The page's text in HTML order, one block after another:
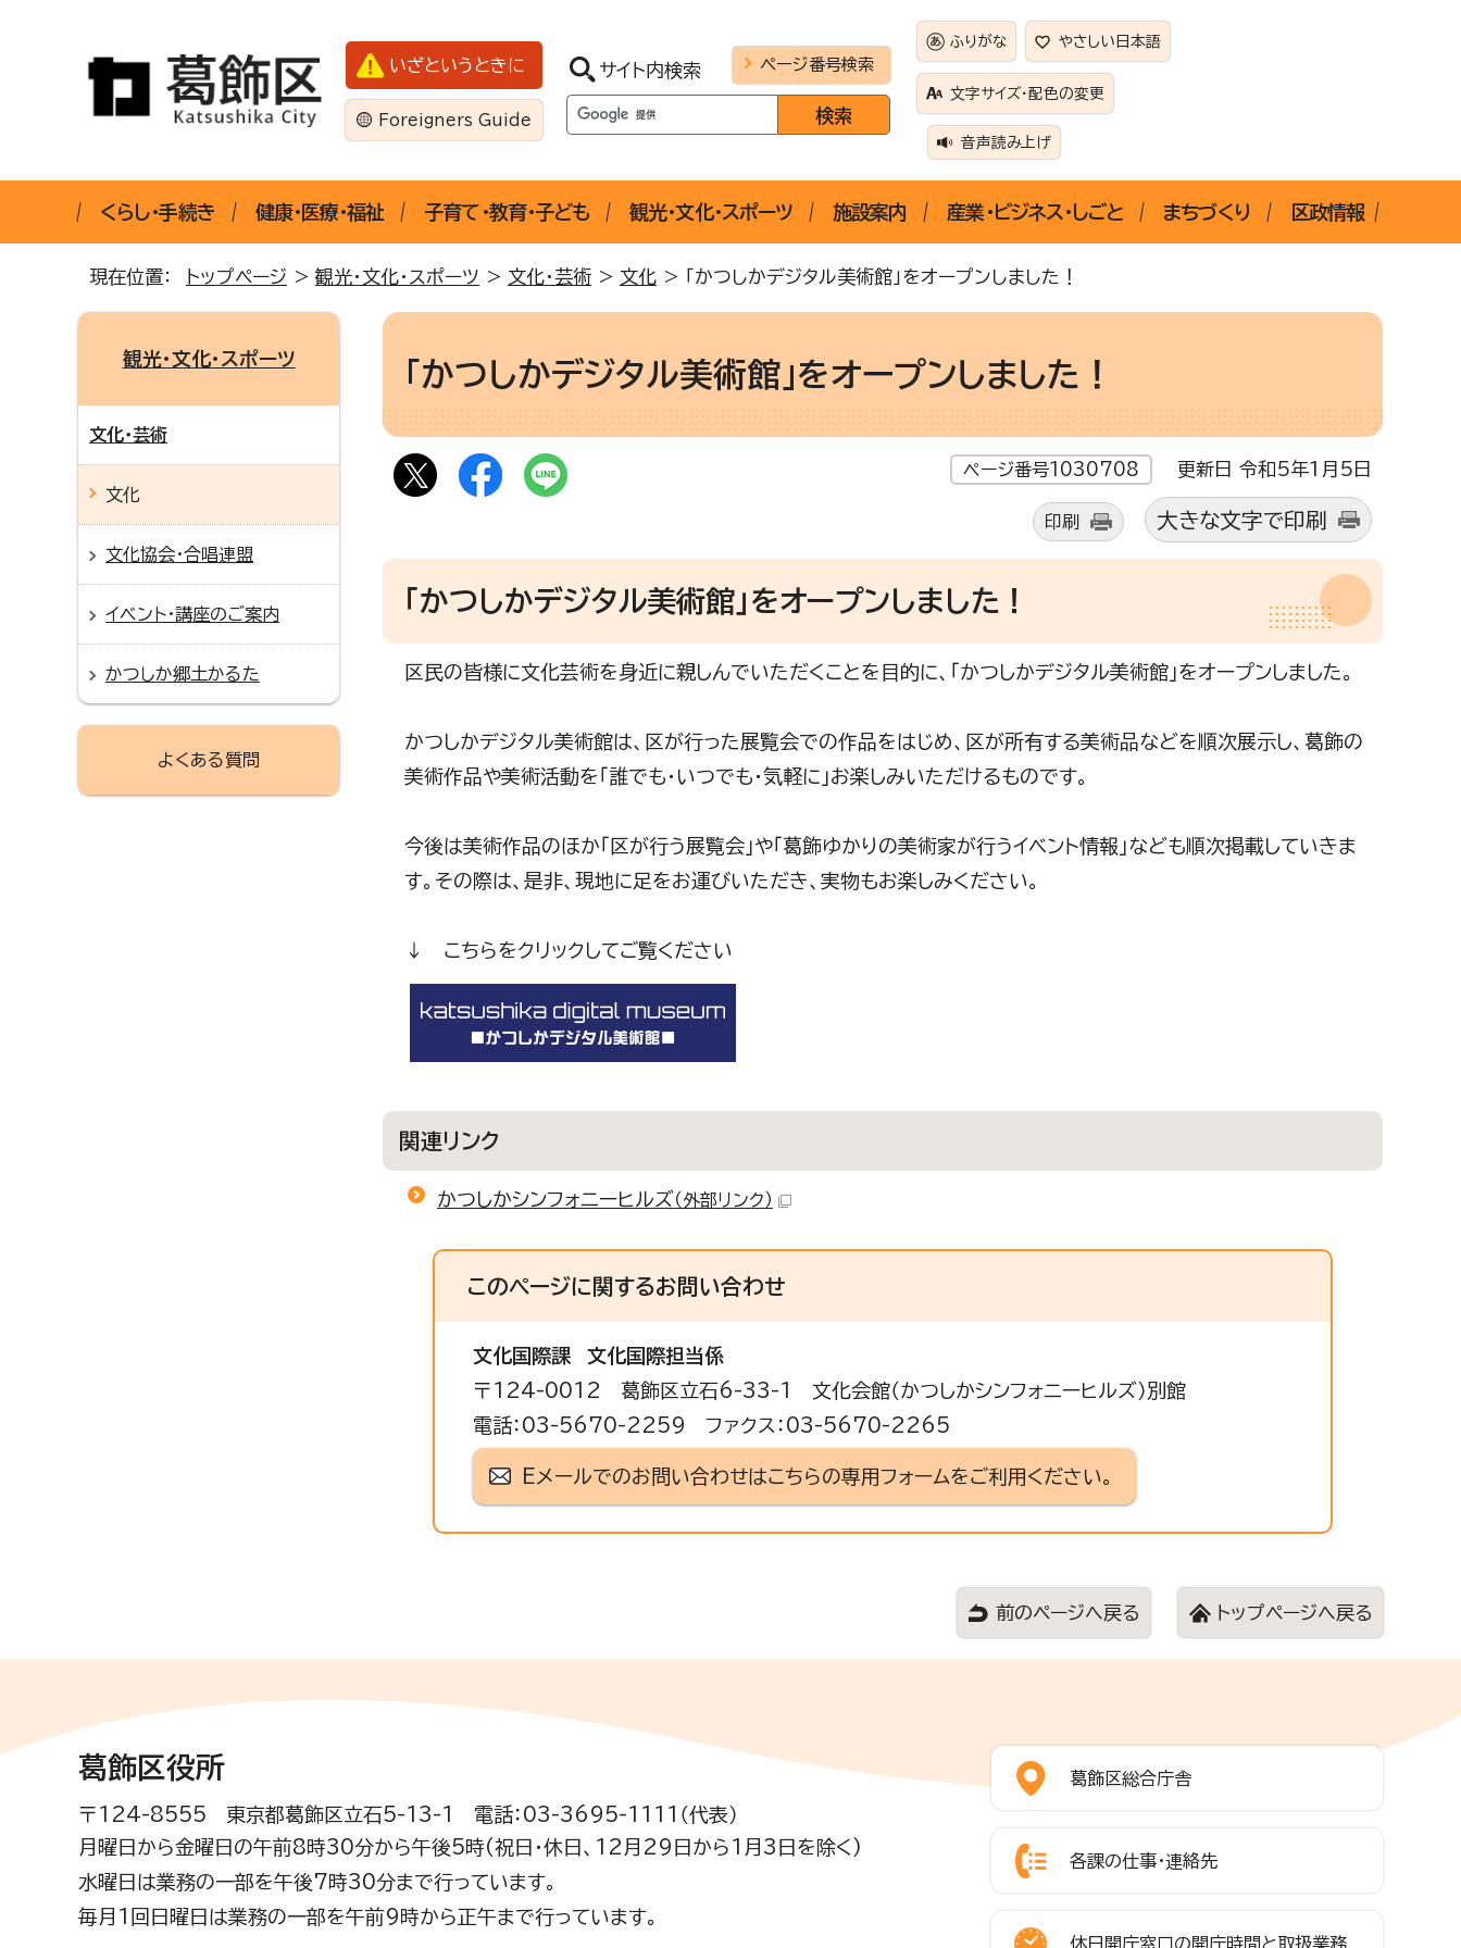
いざというときに
Foreigners Guide
サイト内検索 ページ番号検索
ふりがな やさしい日本語
文字サイズ・配色の変更
音声読み上げ
くらし・手続き 健康・医療・福祉 子育て・教育・子ども 観光・文化・スポーツ 施設案内 産業・ビジネス・しごと まちづくり 区政情報
現在位置： トップページ >観光・文化・スポーツ > 文化・芸術 > 文化 > 「かつしかデジタル美術館」をオープンしました！
「かつしかデジタル美術館」をオープンしました！
ページ番号1030708 更新日 令和5年1月5日
印刷 大きな文字で印刷
「かつしかデジタル美術館」をオープンしました！
区民の皆様に文化芸術を身近に親しんでいただくことを目的に、「かつしかデジタル美術館」をオープンしました。
かつしかデジタル美術館は、区が行った展覧会での作品をはじめ、区が所有する美術品などを順次展示し、葛飾の
美術作品や美術活動を「誰でも・いつでも・気軽に」お楽しみいただけるものです。
今後は美術作品のほか「区が行う展覧会」や「葛飾ゆかりの美術家が行うイベント情報」なども順次掲載していきま
す。その際は、是非、現地に足をお運びいただき、実物もお楽しみください。
↓ こちらをクリックしてご覧ください
関連リンク
かつしかシンフォニーヒルズ（外部リンク）
このページに関するお問い合わせ
文化国際課
文化国際担当係
〒124-0012 葛飾区立石6-33-1 文化会館（かつしかシンフォニーヒルズ）別館
電話：03-5670-2259 ファクス：03-5670-2265
Eメールでのお問い合わせはこちらの専用フォームをご利用ください。
観光・文化・スポーツ
文化・芸術
文化
文化協会・合唱連盟
イベント・講座のご案内
かつしか郷土かるた
よくある質問
前のページへ戻る トップページへ戻る
葛飾区役所
〒124-8555 東京都葛飾区立石5-13-1 電話：03-3695-1111（代表）
月曜日から金曜日の午前8時30分から午後5時(祝日・休日、12月29日から1月3日を除く)
水曜日は業務の一部を午後7時30分まで行っています。
毎月1回日曜日は業務の一部を午前9時から正午まで行っています。
葛飾区総合庁舎
各課の仕事・連絡先
休日開庁窓口の開庁時間と取扱業務